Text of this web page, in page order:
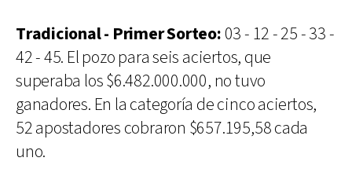
Tradicional - Primer Sorteo: 03 - 12 - 25 - 33 -
42 - 45. El pozo para seis aciertos, que
superaba los $6.482.000.000, no tuvo
ganadores. En la categoría de cinco aciertos,
52 apostadores cobraron $657.195,58 cada
uno.